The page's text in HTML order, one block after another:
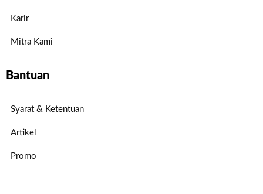
Karir
Mitra Kami
Bantuan
Syarat & Ketentuan
Artikel
Promo